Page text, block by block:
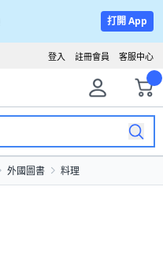
打開 App
客服中心
註冊會員
登入
外國圖書 料理